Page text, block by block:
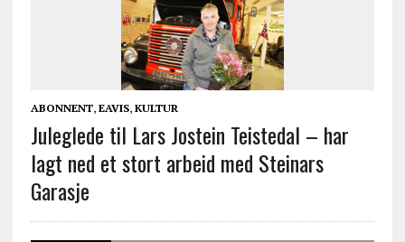
ABONNENT, EAVIS, KULTUR
Juleglede til Lars Jostein Teistedal – har
lagt ned et stort arbeid med Steinars
Garasje